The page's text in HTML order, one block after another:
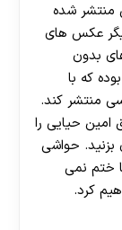
منتشر شده
عکس های
بدون
که با
منتشر کند.
حیایی را
بزنید. حواشی
ختم نمی
کرد.